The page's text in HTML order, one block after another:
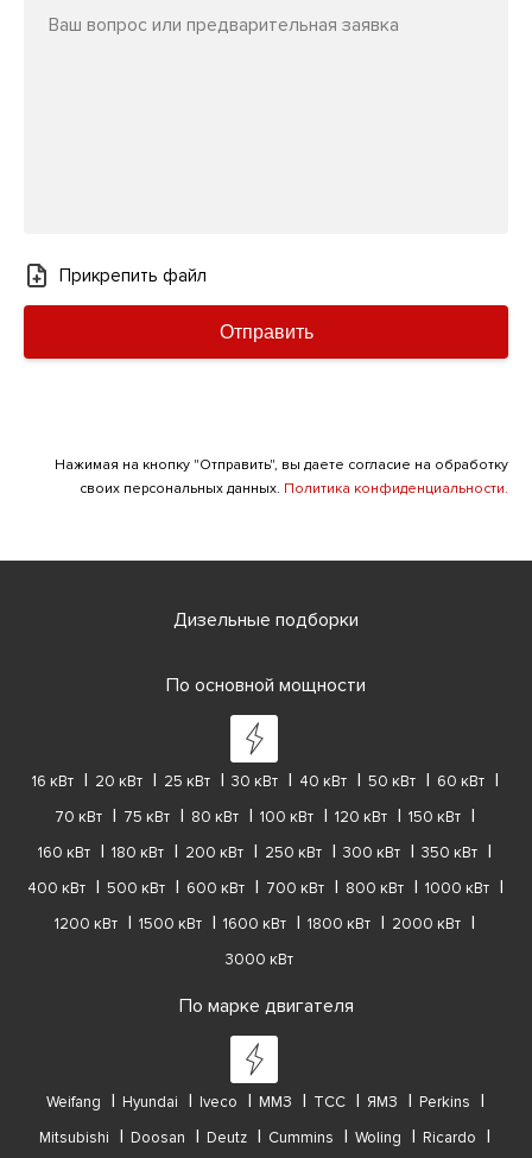
Ваш вопрос или предварительная заявка
Прикрепить файл
Отправить
Нажимая на кнопку "Отправить", вы даете согласие на обработку
своих персональных данных. Политика конфиденциальности.
Дизельные подборки
По основной мощности
16 кВт 20 кВт 25 кВт 30 кВт 40 кВт 50 кВт
60 кВт
70 кВт
75 кВт 80 кВт 100 кВт 120 кВт
150 кВт
160 кВт
180 кВт 200 кВт 250 кВт 300 кВт
350 кВт
400 кВт
500 кВт 600 кВт 700 кВт 800 кВт
1000 кВт
1200 кВт
1500 кВт 1600 кВт 1800 кВт
2000 кВт
3000 кВт
По марке двигателя
Weifang Hyundai Iveco ММЗ ТСС ЯМЗ
Perkins
Mitsubishi
Doosan Deutz Cummins Woling
Ricardo